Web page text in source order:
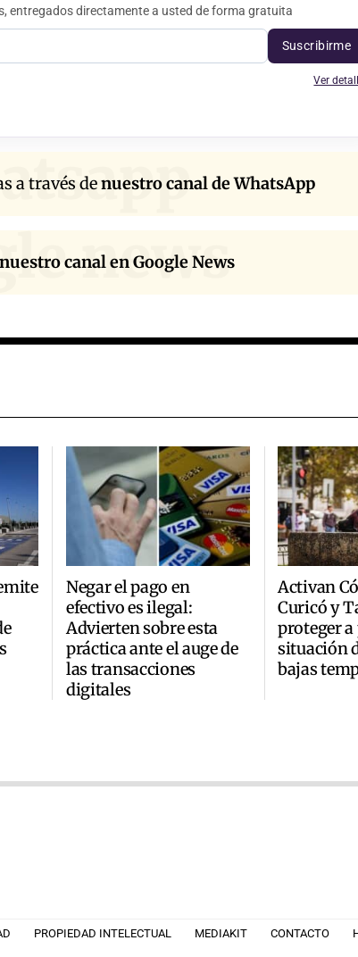
entregados directamente a usted de forma gratuita
Suscribirme
Ver
a través denuestro canal de WhatsApp
news
nuestro canal en Google News
Negar el pago en
efectivo es ilegal:
Advierten sobre esta
práctica ante el auge de
las transacciones
digitales
Activan
Curicó y
proteger a
situación
bajas
PROPIEDAD INTELECTUAL MEDIAKIT CONTACTO